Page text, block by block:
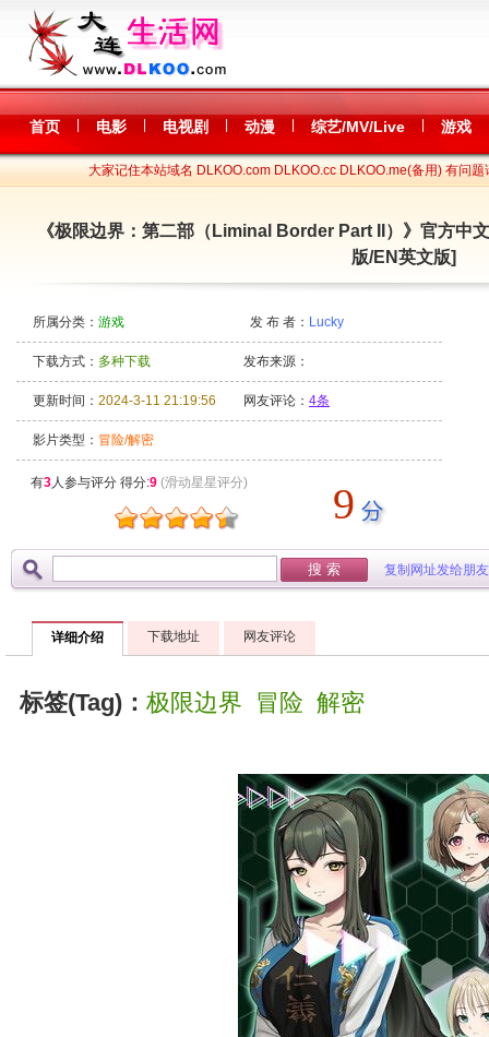
首页 电影 电视剧 动漫 综艺/MV/Live 游戏
大家记住本站域名 DLKOO.com DLKOO.cc DLKOO.me(备用) 有问题
《极限边界：第二部（Liminal Border Part II）》官方中
版/EN英文版]
所属分类： 游戏 发 布 者： Lucky
下载方式： 多种下载 发布来源：
更新时间： 2024-3-11 21:19:56 网友评论： 4条
影片类型： 冒险/解密
有3人参与评分 得分:9 (滑动星星评分) 9
复制网址发给朋友
详细介绍 下载地址 网友评论
标签(Tag)： 极限边界 冒险 解密